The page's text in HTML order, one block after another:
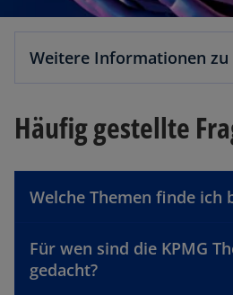
Weitere Informationen zu
Häufig gestellte
Welche Themen finde ich
Für wen sind die KPMG
gedacht?